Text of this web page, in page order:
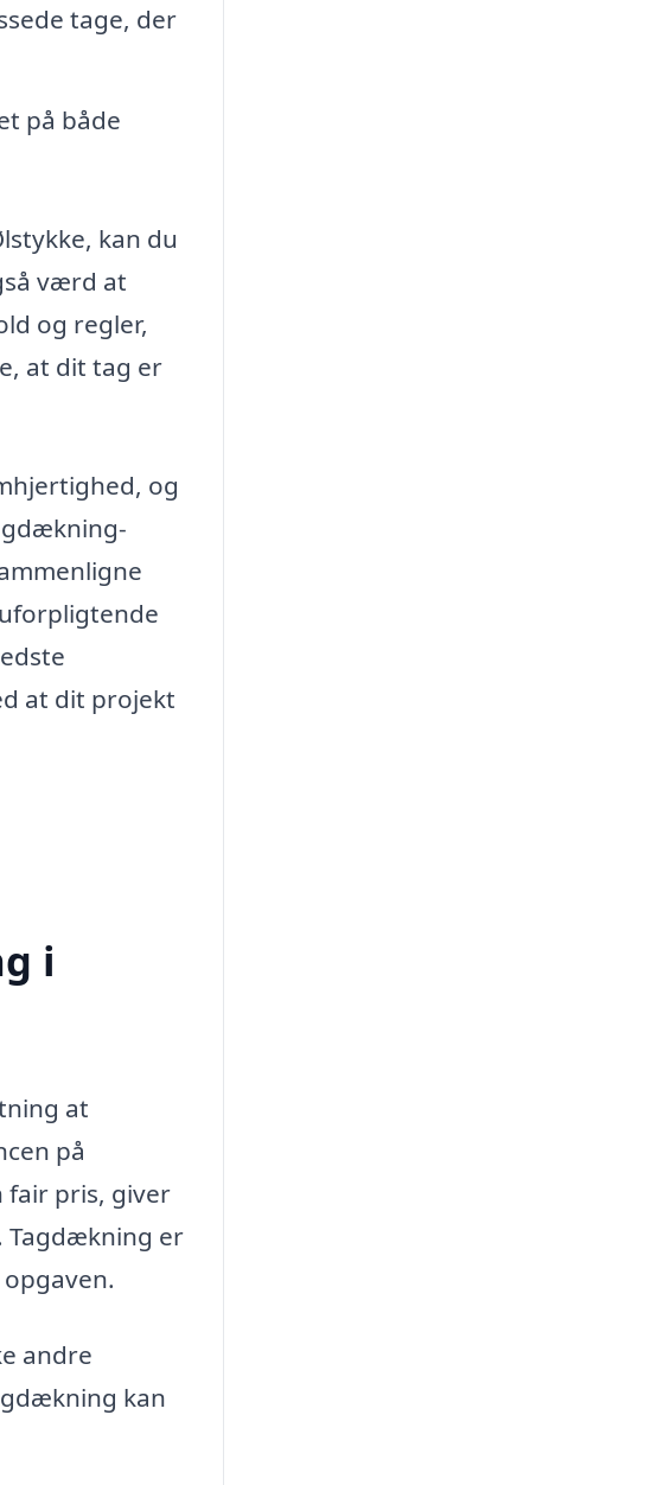
tage, der
på både
kan du
værd at
og regler,
at dit tag er
og
at dit projekt
i
at
på
fair pris, giver
Tagdækning er
andre
kan